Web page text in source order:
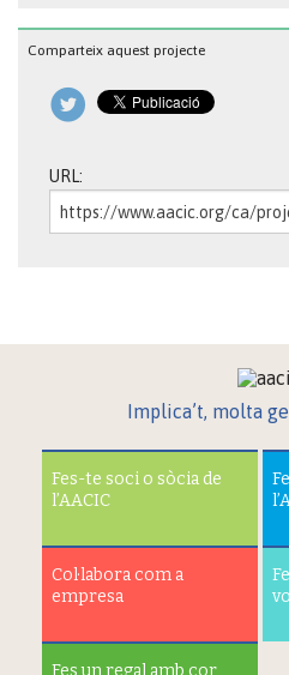
Comparteix aquest projecte
URL:
Implica’t, molta
Fes-te soci o sòcia de
l’AACIC
Col·labora com a
empresa